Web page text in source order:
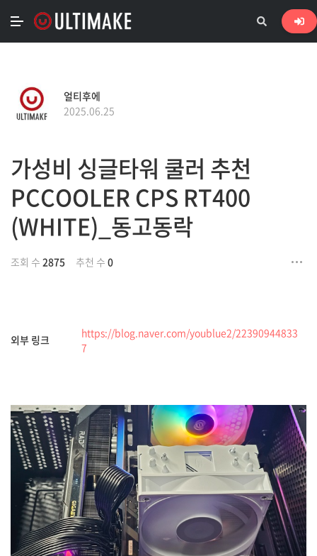
얼티후에
2025.06.25
가성비 싱글타워 쿨러 추천
PCCOOLER CPS RT400
(WHITE)_동고동락
조회 수 2875 추천 수 0
외부 링크
https://blog.naver.com/youblue2/22390944833
7